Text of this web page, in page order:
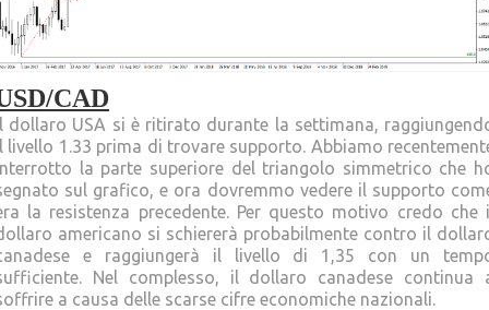
CAD
dollaro USA si è ritirato durante la settimana,
livello 1.33 prima di trovare supporto. Abbiamo
la parte superiore del triangolo simmetrico che
sul grafico, e ora dovremmo vedere il supporto
la resistenza precedente. Per questo motivo credo che
americano si schiererà probabilmente contro il
e raggiungerà il livello di 1,35 con un
Nel complesso, il dollaro canadese continua
a causa delle scarse cifre economiche nazionali.